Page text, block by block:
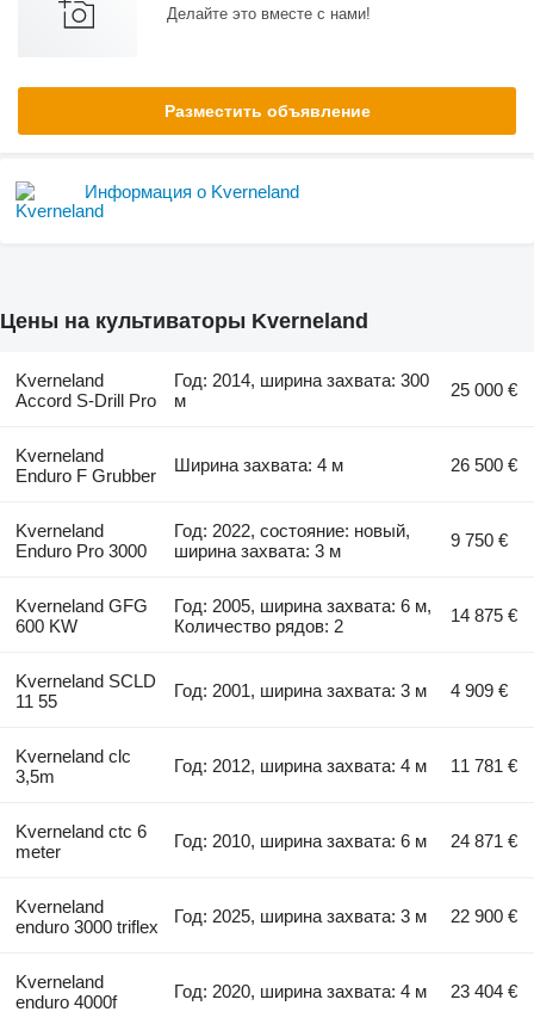
Делайте это вместе с нами!
Разместить объявление
Информация о Kverneland
Цены на культиваторы Kverneland
Kverneland
Accord S-Drill Pro
Год: 2014, ширина захвата: 300
м
25 000 €
Kverneland
Enduro F Grubber
Ширина захвата: 4 м 26 500 €
Kverneland
Enduro Pro 3000
Год: 2022, состояние: новый,
ширина захвата: 3 м
9 750 €
Kverneland GFG
600 KW
Год: 2005, ширина захвата: 6 м,
Количество рядов: 2
14 875 €
Kverneland SCLD
11 55
Год: 2001, ширина захвата: 3 м 4 909 €
Kverneland clc
3,5m
Год: 2012, ширина захвата: 4 м 11 781 €
Kverneland ctc 6
meter
Год: 2010, ширина захвата: 6 м 24 871 €
Kverneland
enduro 3000 triflex
Год: 2025, ширина захвата: 3 м 22 900 €
Kverneland
enduro 4000f
Год: 2020, ширина захвата: 4 м 23 404 €